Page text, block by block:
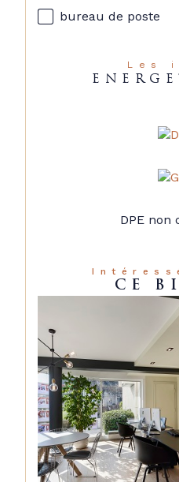
bureau de poste
Les
DPE non
CE